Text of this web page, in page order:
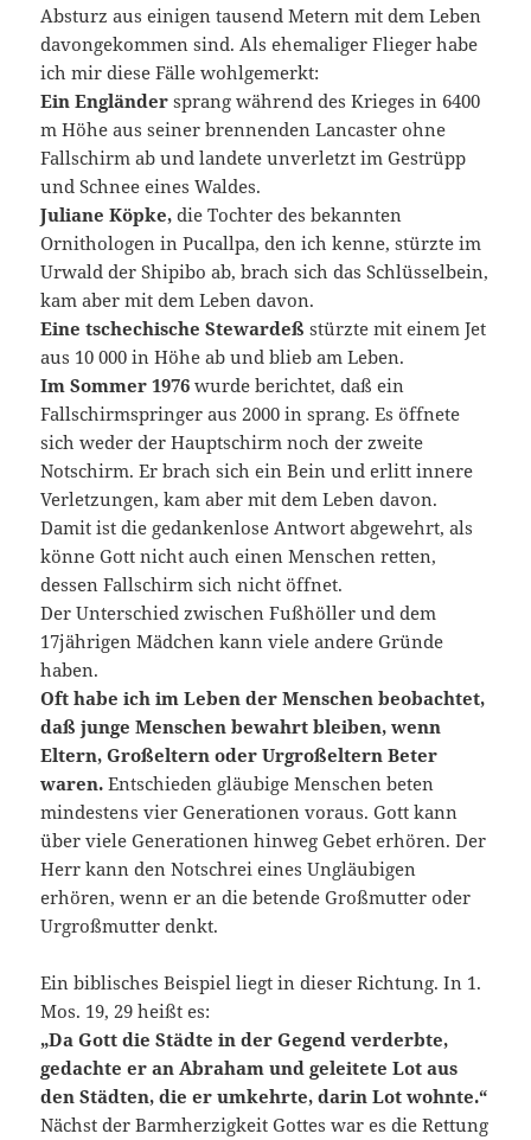
Absturz aus einigen tausend Metern mit dem Leben
davongekommen sind. Als ehemaliger Flieger habe
ich mir diese Fälle wohlgemerkt:
Ein Engländer sprang während des Krieges in 6400
m Höhe aus seiner brennenden Lancaster ohne
Fallschirm ab und landete unverletzt im Gestrüpp
und Schnee eines Waldes.
Juliane Köpke, die Tochter des bekannten
Ornithologen in Pucallpa, den ich kenne, stürzte im
Urwald der Shipibo ab, brach sich das Schlüsselbein,
kam aber mit dem Leben davon.
Eine tschechische Stewardeß stürzte mit einem Jet
aus 10 000 in Höhe ab und blieb am Leben.
Im Sommer 1976 wurde berichtet, daß ein
Fallschirmspringer aus 2000 in sprang. Es öffnete
sich weder der Hauptschirm noch der zweite
Notschirm. Er brach sich ein Bein und erlitt innere
Verletzungen, kam aber mit dem Leben davon.
Damit ist die gedankenlose Antwort abgewehrt, als
könne Gott nicht auch einen Menschen retten,
dessen Fallschirm sich nicht öffnet.
Der Unterschied zwischen Fußhöller und dem
17jährigen Mädchen kann viele andere Gründe
haben.
Oft habe ich im Leben der Menschen beobachtet,
daß junge Menschen bewahrt bleiben, wenn
Eltern, Großeltern oder Urgroßeltern Beter
waren. Entschieden gläubige Menschen beten
mindestens vier Generationen voraus. Gott kann
über viele Generationen hinweg Gebet erhören. Der
Herr kann den Notschrei eines Ungläubigen
erhören, wenn er an die betende Großmutter oder
Urgroßmutter denkt.
Ein biblisches Beispiel liegt in dieser Richtung. In 1.
Mos. 19, 29 heißt es:
„Da Gott die Städte in der Gegend verderbte,
gedachte er an Abraham und geleitete Lot aus
den Städten, die er umkehrte, darin Lot wohnte.“
Nächst der Barmherzigkeit Gottes war es die Rettung